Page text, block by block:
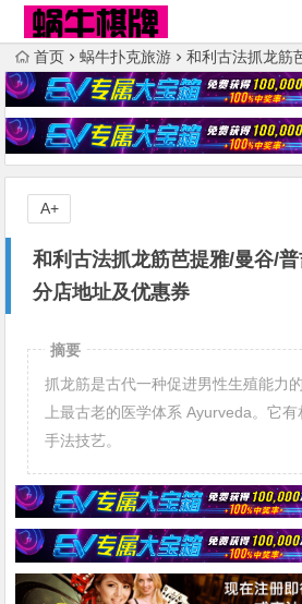
首页 蜗牛扑克旅游 和利古法抓龙筋芭提雅/曼
和利古法抓龙筋芭提雅/曼谷/
分店地址及优惠券
A+
摘要
抓龙筋是古代一种促进男性生殖能力
上最古老的医学体系 Ayurveda。它
手法技艺。